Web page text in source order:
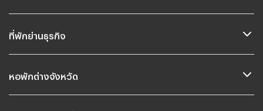
ที่พักย่านธุรกิจ
หอพักต่างจังหวัด